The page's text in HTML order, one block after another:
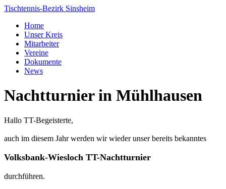
Tischtennis-Bezirk Sinsheim
Home
Unser Kreis
Mitarbeiter
Vereine
Dokumente
News
Nachtturnier in Mühlhausen
Hallo TT-Begeisterte,
auch im diesem Jahr werden wir wieder unser bereits bekanntes
Volksbank-Wiesloch TT-Nachtturnier
durchführen.